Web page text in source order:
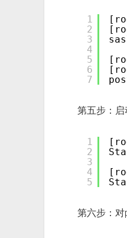
1
2
3
4
5
6
7
第五步：
1
2
3
4
5
第六步：